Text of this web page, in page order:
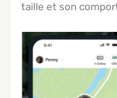
taille et son